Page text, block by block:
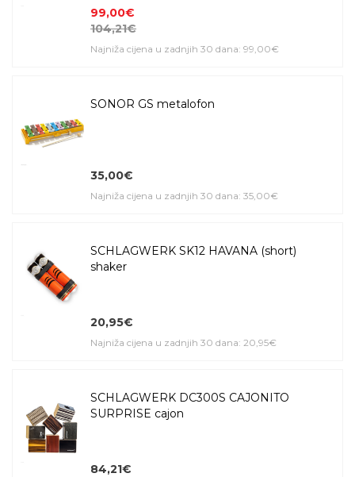
99,00€
104,21€
Najniža cijena u zadnjih 30 dana: 99,00€
SONOR GS metalofon
35,00€
Najniža cijena u zadnjih 30 dana: 35,00€
SCHLAGWERK SK12 HAVANA (short)
shaker
20,95€
Najniža cijena u zadnjih 30 dana: 20,95€
SCHLAGWERK DC300S CAJONITO
SURPRISE cajon
84,21€